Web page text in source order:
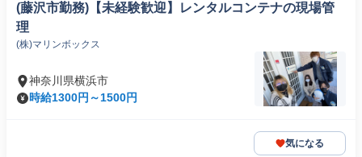
(藤沢市勤務)【未経験歓迎】レンタルコンテナの現場管
理
(株)マリンボックス
神奈川県横浜市
時給1300円～1500円
気になる